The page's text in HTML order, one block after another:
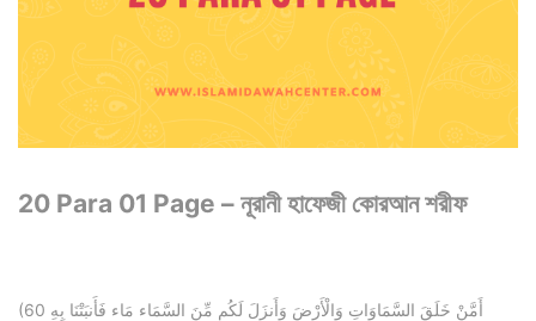
20 Para 01 Page – নূরানী হাফেজী কোরআন শরীফ
(60 أَمَّنْ خَلَقَ السَّمَاوَاتِ وَالْأَرْضَ وَأَنزَلَ لَكُم مِّنَ السَّمَاء مَاء فَأَنبَتْنَا بِهِ